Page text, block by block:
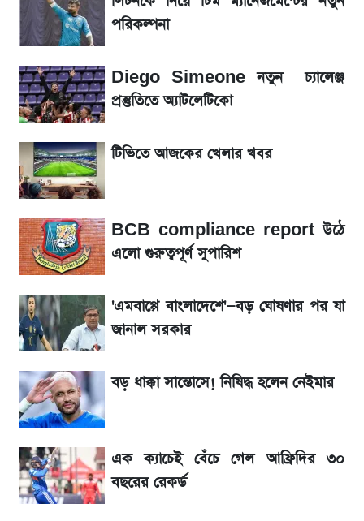
আগামী ৪ দিনের আবহাওয়া নিয়ে বড় সতর্কবার্তা
লিটনকে নিয়ে টিম ম্যানেজমেন্টের নতুন পরিকল্পনা
আগামীকালই স্পষ্ট হবে এসএসসি ফল প্রকাশের
তারিখ
ঘোষ
শেখ হাসিনার দেশে ফেরা নিয়ে যা বললেন রুমিন
ফারহানা
লাফিয়ে বাড়ল স্বর্ণের দাম, এক মাসের মধ্যে সর্বোচ্চ
রেকর্ড
৬ আগস্ট দেশের বাজারে স্বর্ণের দাম
শেখ হাসিনার বক্তব্য ঘিরে ভারতকে কড়া বার্তা
বাংলাদেশের
পরিকল্পনা
Diego Simeone নতুন চ্যালেঞ্জ
প্রস্তুতিতে অ্যাটলেটিকো
টিভিতে আজকের খেলার খবর
BCB compliance report উঠে
এলো গুরুত্বপূর্ণ সুপারিশ
'এমবাপ্পে বাংলাদেশে'—বড় ঘোষণার পর যা
জানাল সরকার
বড় ধাক্কা সান্তোসে! নিষিদ্ধ হলেন নেইমার
এক ক্যাচেই বেঁচে গেল আফ্রিদির ৩০
বছরের রেকর্ড